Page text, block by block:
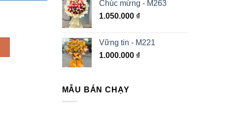
Chúc mừng - M263
1.050.000 ₫
Vững tin - M221
1.000.000 ₫
MẪU BÁN CHẠY